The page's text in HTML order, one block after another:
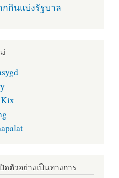
กกินแบ่งรัฐบาล
ปิดตัวอย่างเป็นทางการ